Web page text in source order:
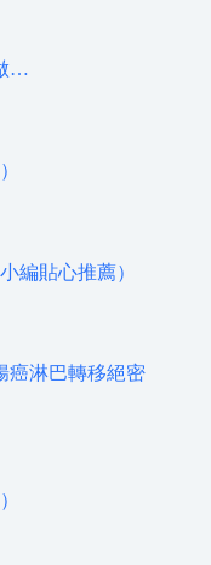
…
編貼心推薦）
癌淋巴轉移絕密